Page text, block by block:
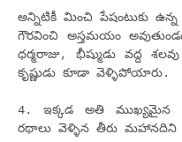
అన్నిటికీ మించి పేషంటుకు
గౌరవించి అస్తమయం
ధర్మరాజు, భీష్ముడు వద్ద
కృష్ణుడు కూడా వెళ్ళిపోయారు.
4. ఇక్కడ అతి ముఖ్యమైన
రథాలు వెళ్ళిన తీరు మహానదిని